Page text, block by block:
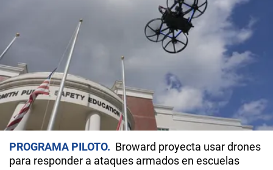
PROGRAMA PILOTO
Broward proyecta usar drones
para responder a ataques armados en escuelas